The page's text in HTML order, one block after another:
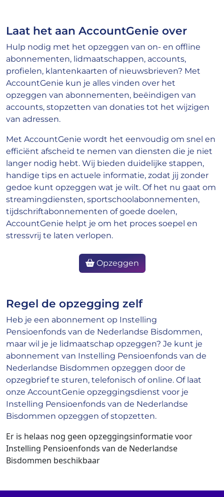
Laat het aan AccountGenie over
Hulp nodig met het opzeggen van on- en offline
abonnementen, lidmaatschappen, accounts,
profielen, klantenkaarten of nieuwsbrieven? Met
AccountGenie kun je alles vinden over het
opzeggen van abonnementen, beëindigen van
accounts, stopzetten van donaties tot het wijzigen
van adressen.
Met AccountGenie wordt het eenvoudig om snel en
efficiënt afscheid te nemen van diensten die je niet
langer nodig hebt. Wij bieden duidelijke stappen,
handige tips en actuele informatie, zodat jij zonder
gedoe kunt opzeggen wat je wilt. Of het nu gaat om
streamingdiensten, sportschoolabonnementen,
tijdschriftabonnementen of goede doelen,
AccountGenie helpt je om het proces soepel en
stressvrij te laten verlopen.
Opzeggen
Regel de opzegging zelf
Heb je een abonnement op Instelling
Pensioenfonds van de Nederlandse Bisdommen,
maar wil je je lidmaatschap opzeggen? Je kunt je
abonnement van Instelling Pensioenfonds van de
Nederlandse Bisdommen opzeggen door de
opzegbrief te sturen, telefonisch of online. Of laat
onze AccountGenie opzeggingsdienst voor je
Instelling Pensioenfonds van de Nederlandse
Bisdommen opzeggen of stopzetten.
Er is helaas nog geen opzeggingsinformatie voor
Instelling Pensioenfonds van de Nederlandse
Bisdommen beschikbaar